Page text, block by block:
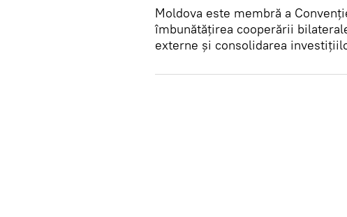
Moldova este membră a
îmbunătățirea cooperării
externe și consolidarea